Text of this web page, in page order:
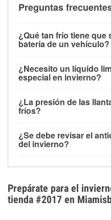
Preguntas
¿Qué tan frío tiene que
batería de un vehículo?
debajo de los 32 °F y
su potencia de arranque
arranque.
¿Necesito un líquido
especial en invierno?
la congelación y ayuda a
derretida en la carretera
¿La presión de las
fríos?
alrededor de 1 PSI por
temperatura. Puedes
¿Se debe revisar el
del invierno?
el sobrecalentamiento
extremo. Aprende cómo
anticongelante en
Prepárate para el
tienda #2017 en